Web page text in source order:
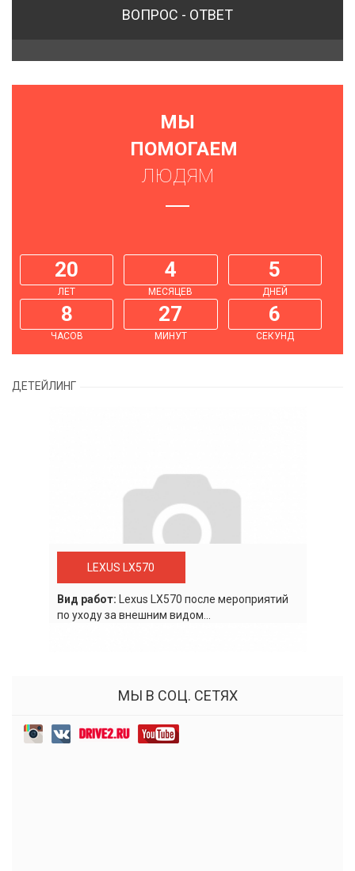
ВОПРОС - ОТВЕТ
МЫ
ПОМОГАЕМ
ЛЮДЯМ
20
ЛЕТ
4
МЕСЯЦЕВ
5
ДНЕЙ
8
ЧАСОВ
27
МИНУТ
6
СЕКУНД
ДЕТЕЙЛИНГ
LEXUS LX570
Вид работ: Lexus LХ570 после мероприятий
по уходу за внешним видом...
МЫ В СОЦ. СЕТЯХ